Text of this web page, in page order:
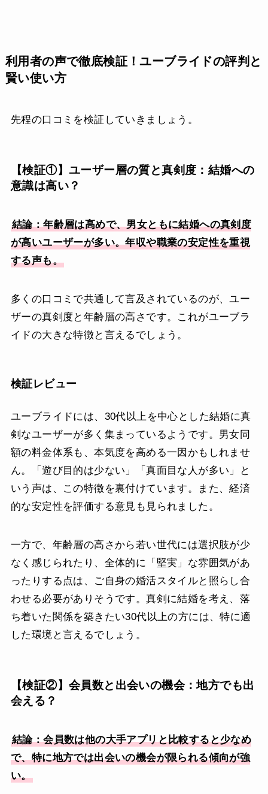
利用者の声で徹底検証！ユーブライドの評判と
賢い使い方
先程の口コミを検証していきましょう。
【検証①】ユーザー層の質と真剣度：結婚への
意識は高い？
結論：年齢層は高めで、男女ともに結婚への真剣度
が高いユーザーが多い。年収や職業の安定性を重視
する声も。
多くの口コミで共通して言及されているのが、ユー
ザーの真剣度と年齢層の高さです。これがユーブラ
イドの大きな特徴と言えるでしょう。
検証レビュー
ユーブライドには、30代以上を中心とした結婚に真
剣なユーザーが多く集まっているようです。男女同
額の料金体系も、本気度を高める一因かもしれませ
ん。「遊び目的は少ない」「真面目な人が多い」と
いう声は、この特徴を裏付けています。また、経済
的な安定性を評価する意見も見られました。
一方で、年齢層の高さから若い世代には選択肢が少
なく感じられたり、全体的に「堅実」な雰囲気があ
ったりする点は、ご自身の婚活スタイルと照らし合
わせる必要がありそうです。真剣に結婚を考え、落
ち着いた関係を築きたい30代以上の方には、特に適
した環境と言えるでしょう。
【検証②】会員数と出会いの機会：地方でも出
会える？
結論：会員数は他の大手アプリと比較すると少なめ
で、特に地方では出会いの機会が限られる傾向が強
い。